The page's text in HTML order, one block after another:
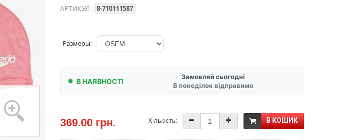
АРТИКУЛ: 8-710111587
Размеры:
Замовляй сьогодні
В понеділок відправимо
В НАЯВНОСТІ
369.00 грн. В КОШИК
Кількість: